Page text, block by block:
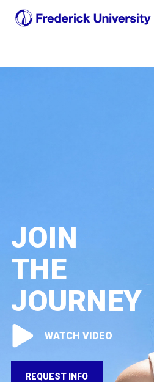
JOIN
THE
JOURNEY
WATCH VIDEO
REQUEST INFO